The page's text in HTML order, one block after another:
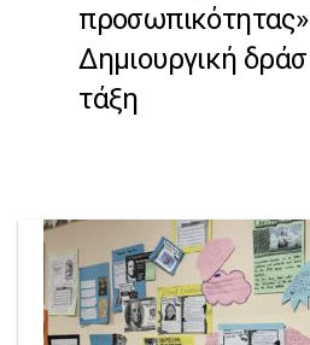
Δημιουργική
τάξη